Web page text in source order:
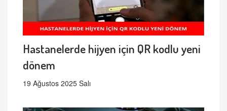
Hastanelerde hijyen için QR kodlu yeni
dönem
19 Ağustos 2025 Salı